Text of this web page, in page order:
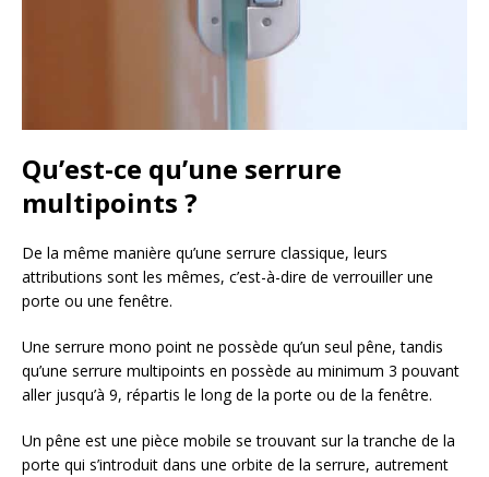
Qu’est-ce qu’une serrure
multipoints ?
De la même manière qu’une serrure classique, leurs
attributions sont les mêmes, c’est-à-dire de verrouiller une
porte ou une fenêtre.
Une serrure mono point ne possède qu’un seul pêne, tandis
qu’une serrure multipoints en possède au minimum 3 pouvant
aller jusqu’à 9, répartis le long de la porte ou de la fenêtre.
Un pêne est une pièce mobile se trouvant sur la tranche de la
porte qui s’introduit dans une orbite de la serrure, autrement